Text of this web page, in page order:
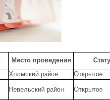
Место проведения
Холмский район Открытое
Невельский район Открытое